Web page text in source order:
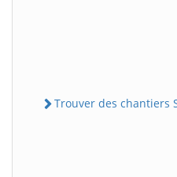
Trouver des chantiers